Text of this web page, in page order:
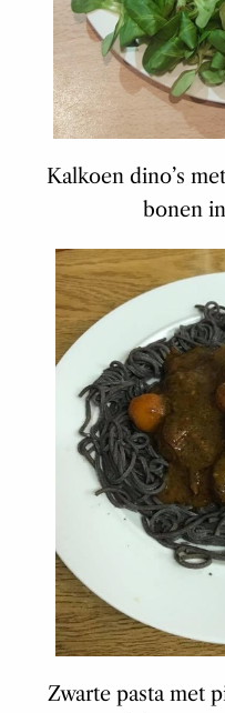
Kalkoen dino’s
bonen
Zwarte pasta met